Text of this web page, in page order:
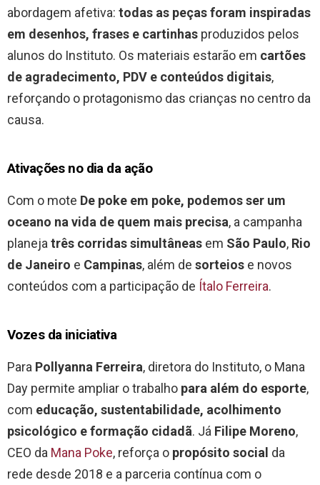
abordagem afetiva: todas as peças foram inspiradas
em desenhos, frases e cartinhas produzidos pelos
alunos do Instituto. Os materiais estarão em cartões
de agradecimento, PDV e conteúdos digitais,
reforçando o protagonismo das crianças no centro da
causa.
Ativações no dia da ação
Com o mote De poke em poke, podemos ser um
oceano na vida de quem mais precisa, a campanha
planejatrês corridas simultâneas em São Paulo, Rio
de Janeiro e Campinas, além de sorteios e novos
conteúdos com a participação de Ítalo Ferreira.
Vozes da iniciativa
Para Pollyanna Ferreira, diretora do Instituto, o Mana
Day permite ampliar o trabalho para além do esporte,
com educação, sustentabilidade, acolhimento
psicológico e formação cidadã. Já Filipe Moreno,
CEO da Mana Poke, reforça o propósito social da
rede desde 2018 e a parceria contínua com o